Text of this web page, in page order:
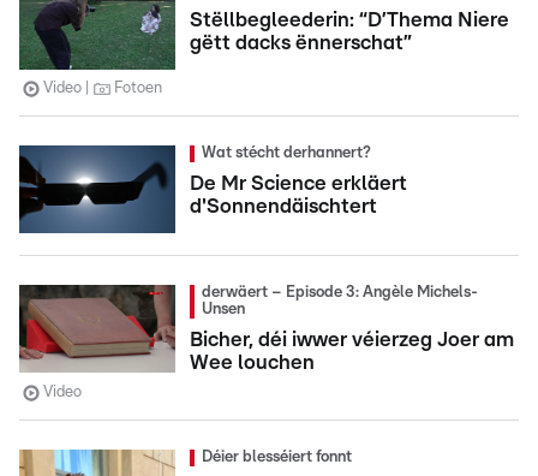
Stëllbegleederin: “D’Thema Niere
gëtt dacks ënnerschat”
Video Fotoen
Wat stécht derhannert?
De Mr Science erkläert
d'Sonnendäischtert
derwäert – Episode 3: Angèle Michels-
Unsen
Bicher, déi iwwer véierzeg Joer am
Wee louchen
Video
Déier blesséiert fonnt